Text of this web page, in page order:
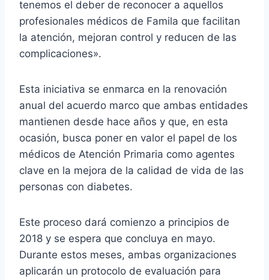
tenemos el deber de reconocer a aquellos
profesionales médicos de Famila que facilitan
la atención, mejoran control y reducen de las
complicaciones».
Esta iniciativa se enmarca en la renovación
anual del acuerdo marco que ambas entidades
mantienen desde hace años y que, en esta
ocasión, busca poner en valor el papel de los
médicos de Atención Primaria como agentes
clave en la mejora de la calidad de vida de las
personas con diabetes.
Este proceso dará comienzo a principios de
2018 y se espera que concluya en mayo.
Durante estos meses, ambas organizaciones
aplicarán un protocolo de evaluación para